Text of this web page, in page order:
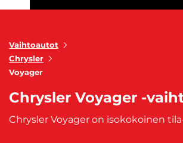
Vaihtoautot
Chrysler
Voyager
Chrysler Voyager -